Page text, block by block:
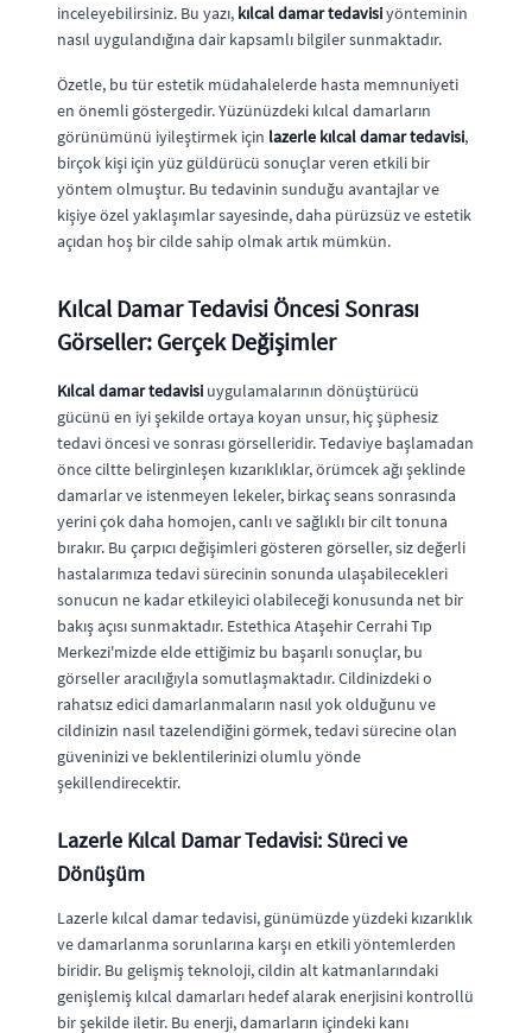
inceleyebilirsiniz. Bu yazı, kılcal damar tedavisiyönteminin
nasıl uygulandığına dair kapsamlı bilgiler sunmaktadır.
Özetle, bu tür estetik müdahalelerde hasta memnuniyeti
en önemli göstergedir. Yüzünüzdeki kılcal damarların
görünümünü iyileştirmek için lazerle kılcal damar tedavisi,
birçok kişi için yüz güldürücü sonuçlar veren etkili bir
yöntem olmuştur. Bu tedavinin sunduğu avantajlar ve
kişiye özel yaklaşımlar sayesinde, daha pürüzsüz ve estetik
açıdan hoş bir cilde sahip olmak artık mümkün.
Kılcal Damar Tedavisi Öncesi Sonrası
Görseller: Gerçek Değişimler
Kılcal damar tedavisi uygulamalarının dönüştürücü
gücünü en iyi şekilde ortaya koyan unsur, hiç şüphesiz
tedavi öncesi ve sonrası görselleridir. Tedaviye başlamadan
önce ciltte belirginleşen kızarıklıklar, örümcek ağı şeklinde
damarlar ve istenmeyen lekeler, birkaç seans sonrasında
yerini çok daha homojen, canlı ve sağlıklı bir cilt tonuna
bırakır. Bu çarpıcı değişimleri gösteren görseller, siz değerli
hastalarımıza tedavi sürecinin sonunda ulaşabilecekleri
sonucun ne kadar etkileyici olabileceği konusunda net bir
bakış açısı sunmaktadır. Estethica Ataşehir Cerrahi Tıp
Merkezi'mizde elde ettiğimiz bu başarılı sonuçlar, bu
görseller aracılığıyla somutlaşmaktadır. Cildinizdeki o
rahatsız edici damarlanmaların nasıl yok olduğunu ve
cildinizin nasıl tazelendiğini görmek, tedavi sürecine olan
güveninizi ve beklentilerinizi olumlu yönde
şekillendirecektir.
Lazerle Kılcal Damar Tedavisi: Süreci ve
Dönüşüm
Lazerle kılcal damar tedavisi, günümüzde yüzdeki kızarıklık
ve damarlanma sorunlarına karşı en etkili yöntemlerden
biridir. Bu gelişmiş teknoloji, cildin alt katmanlarındaki
genişlemiş kılcal damarları hedef alarak enerjisini kontrollü
bir şekilde iletir. Bu enerji, damarların içindeki kanı